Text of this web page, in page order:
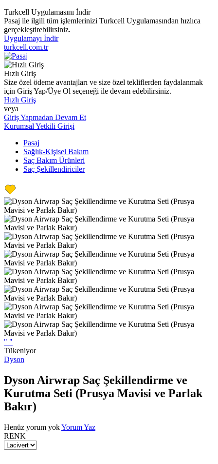
Turkcell Uygulamasını İndir
Pasaj ile ilgili tüm işlemlerinizi Turkcell Uygulamasından hızlıca
gerçekleştirebilirsiniz.
Uygulamayı İndir
turkcell.com.tr
Hızlı Giriş
Size özel ödeme avantajları ve size özel tekliflerden faydalanmak
için Giriş Yap/Üye Ol seçeneği ile devam edebilirsiniz.
Hızlı Giriş
veya
Giriş Yapmadan Devam Et
Kurumsal Yetkili Girişi
Pasaj
Sağlık-Kişisel Bakım
Saç Bakım Ürünleri
Saç Şekillendiriciler
" "
Tükeniyor
Dyson
Dyson Airwrap Saç Şekillendirme ve
Kurutma Seti (Prusya Mavisi ve Parlak
Bakır)
Henüz yorum yokYorum Yaz
RENK